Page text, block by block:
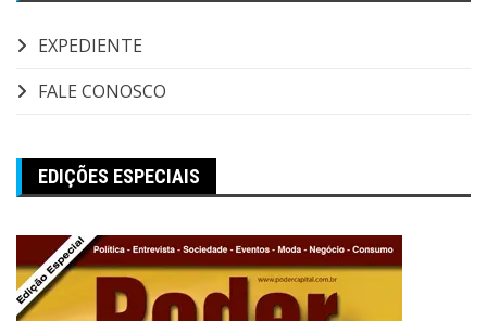
EXPEDIENTE
FALE CONOSCO
EDIÇÕES ESPECIAIS